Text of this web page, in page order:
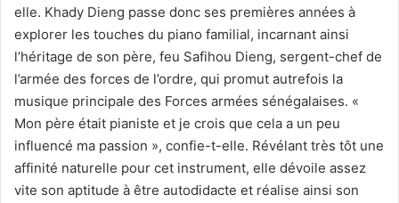
elle. Khady Dieng passe donc ses premières années à
explorer les touches du piano familial, incarnant ainsi
l’héritage de son père, feu Safihou Dieng, sergent-chef de
l’armée des forces de l’ordre, qui promut autrefois la
musique principale des Forces armées sénégalaises. «
Mon père était pianiste et je crois que cela a un peu
influencé ma passion », confie-t-elle. Révélant très tôt une
affinité naturelle pour cet instrument, elle dévoile assez
vite son aptitude à être autodidacte et réalise ainsi son